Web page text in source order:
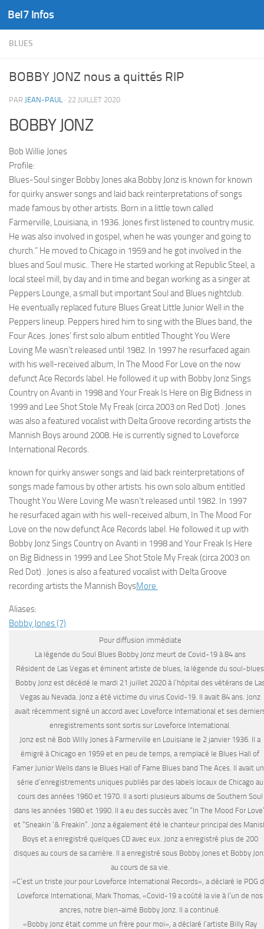
Skip to content
Bel7 Infos
BLUES
BOBBY JONZ nous a quittés RIP
PAR JEAN-PAUL · 22 JUILLET 2020
BOBBY JONZ
Bob Willie Jones
Profile:
Blues-Soul singer Bobby Jones aka Bobby Jonz is known for known
for quirky answer songs and laid back reinterpretations of songs
made famous by other artists. Born in a little town called
Farmerville, Louisiana, in 1936. Jones first listened to country music.
He was also involved in gospel, when he was younger and going to
church.” He moved to Chicago in 1959 and he got involved in the
blues and Soul music.. There He started working at Republic Steel, a
local steel mill, by day and in time and began working as a singer at
Peppers Lounge, a small but important Soul and Blues nightclub.
He eventually replaced future Blues Great Little Junior Well in the
Peppers lineup. Peppers hired him to sing with the Blues band, the
Four Aces. Jones’ first solo album entitled Thought You Were
Loving Me wasn’t released until 1982. In 1997 he resurfaced again
with his well-received album, In The Mood For Love on the now
defunct Ace Records label. He followed it up with Bobby Jonz Sings
Country on Avanti in 1998 and Your Freak Is Here on Big Bidness in
1999 and Lee Shot Stole My Freak (circa 2003 on Red Dot) . Jones
was also a featured vocalist with Delta Groove recording artists the
Mannish Boys around 2008. He is currently signed to Loveforce
International Records.
known for quirky answer songs and laid back reinterpretations of
songs made famous by other artists. his own solo album entitled
Thought You Were Loving Me wasn’t released until 1982. In 1997
he resurfaced again with his well-received album, In The Mood For
Love on the now defunct Ace Records label. He followed it up with
Bobby Jonz Sings Country on Avanti in 1998 and Your Freak Is Here
on Big Bidness in 1999 and Lee Shot Stole My Freak (circa 2003 on
Red Dot) . Jones is also a featured vocalist with Delta Groove
recording artists the Mannish BoysMore
Aliases:
Bobby Jones (7)
Pour diffusion immédiate
La légende du Soul Blues Bobby Jonz meurt de Covid-19 à 84 ans
Résident de Las Vegas et éminent artiste de blues, la légende du soul-blues
Bobby Jonz est décédé le mardi 21 juillet 2020 à l’hôpital des vétérans de
Vegas au Nevada. Jonz a été victime du virus Covid-19. Il avait 84 ans. Jonz
avait récemment signé un accord avec Loveforce International et ses
enregistrements sont sortis sur Loveforce International.
Jonz est né Bob Willy Jones à Farmerville en Louisiane le 2 janvier 1936. Il a
émigré à Chicago en 1959 et en peu de temps, a remplacé le Blues Hall of
Famer Junior Wells dans le Blues Hall of Fame Blues band The Aces. Il avait
série d’enregistrements uniques publiés par des labels locaux de Chicago au
cours des années 1960 et 1970. Il a sorti plusieurs albums de Southern Soul
dans les années 1980 et 1990. Il a eu des succès avec “In The Mood For
et “Sneakin ‘& Freakin”. Jonz a également été le chanteur principal des
Boys et a enregistré quelques CD avec eux. Jonz a enregistré plus de 200
disques au cours de sa carrière. Il a enregistré sous Bobby Jones et Bobby
au cours de sa vie.
«C’est un triste jour pour Loveforce International Records», a déclaré le PDG
Loveforce International, Mark Thomas, «Covid-19 a coûté la vie à l’un de nos
ancres, notre bien-aimé Bobby Jonz. Il a continué.
«Bobby Jonz était comme un frère pour moi», a déclaré l’artiste Billy Ray